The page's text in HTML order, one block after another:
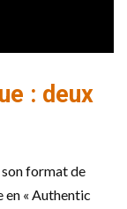
: deux
son format de
en « Authentic